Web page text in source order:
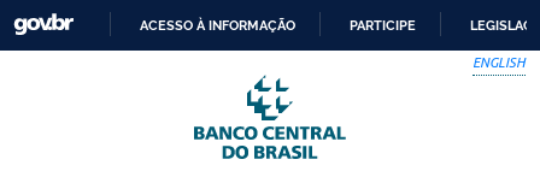
Skip to main content
PARA
O
CONTEÚDO
ACESSO À INFORMAÇÃO PARTICIPE
ENGLISH